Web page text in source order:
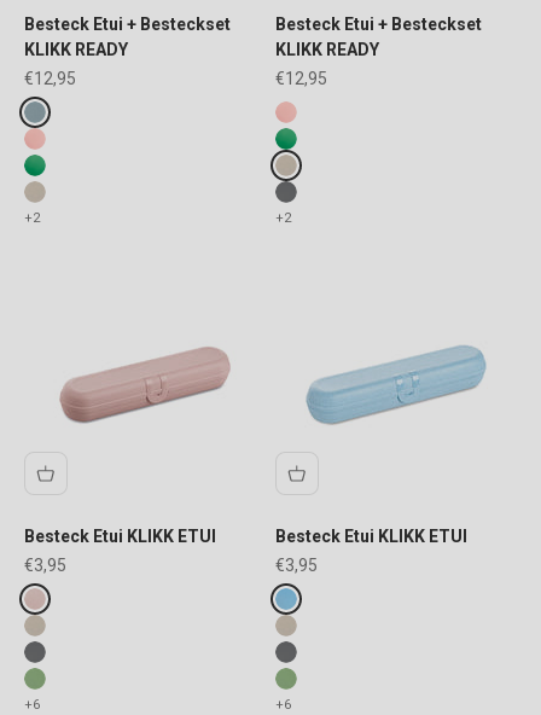
Besteck Etui + Besteckset
KLIKK READY
Angebot
€12,95
Fake colours
nature flower blue
transluzent blush
transluzent leaf
nature desert sand
+2
Besteck Etui + Besteckset
KLIKK READY
Angebot
€12,95
Fake colours
transluzent blush
transluzent leaf
nature desert sand
nature ash grey
+2
Besteck Etui KLIKK ETUI
Angebot
€3,95
Fake colours
organic pink
nature desert sand
nature ash grey
nature leaf green
+6
Besteck Etui KLIKK ETUI
Angebot
€3,95
Fake colours
organic sky blue
nature desert sand
nature ash grey
nature leaf green
+6